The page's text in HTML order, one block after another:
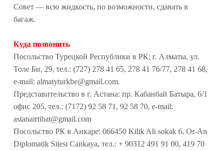
Совет — всю жидкость, по возможности, сдавать в
багаж.
Куда позвонить
Посольство Турецкой Республики в РК: г. Алматы, ул.
Толе Би, 29, тел.: (727) 278 41 65, 278 41 76/77, 278 41 68,
e-mail: almatyturkbe@gmail.com.
Представительство в г. Астана: пр. Кабанбай Батыра, 6/1
офис 205, тел.: (7172) 92 58 71, 92 58 70, e-mail:
astanairtibat@gmail.com
Посольство РК в Анкаре: 066450 Kilik Ali sokak 6, Or-An
Diplomatik Sitesi Cankaya, тел.: + 90312 491 91 00, 419 70